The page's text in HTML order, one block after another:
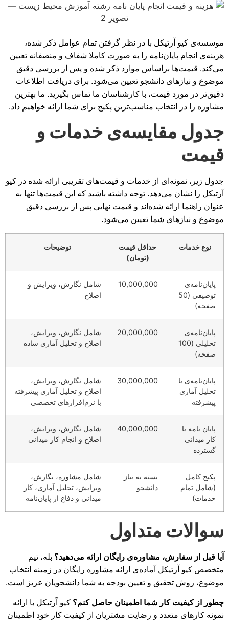
موسسه‌ی کیو آرتیکل با در نظر گرفتن تمام عوامل ذکر شده،
هزینه‌ی انجام پایان‌نامه را به صورت کاملا شفاف و منصفانه تعیین
می‌کند. قیمت‌ها براساس موارد ذکر شده و پس از بررسی دقیق
موضوع و نیازهای دانشجو تعیین می‌شود. برای دریافت اطلاعات
دقیق‌تر در مورد قیمت، با کارشناسان ما تماس بگیرید. ما بهترین
مشاوره را در انتخاب مناسب‌ترین پکیج برای شما ارائه خواهیم داد.
جدول مقایسه‌ی خدمات و
قیمت
جدول زیر، نمونه‌ای از خدمات و قیمت‌های تقریبی ارائه شده در کیو
آرتیکل را نشان می‌دهد. توجه داشته باشید که این قیمت‌ها تنها به
عنوان راهنما ارائه شده‌اند و قیمت نهایی پس از بررسی دقیق
موضوع و نیازهای شما تعیین می‌شود.
نوع خدمات
حداقل قیمت
(تومان)
توضیحات
پایان‌نامه‌ی
توصیفی (50
صفحه)
10,000,000
شامل نگارش، ویرایش و
اصلاح
پایان‌نامه‌ی
تحلیلی (100
صفحه)
20,000,000
شامل نگارش، ویرایش،
اصلاح و تحلیل آماری ساده
پایان‌نامه‌ی با
تحلیل آماری
پیشرفته
30,000,000
شامل نگارش، ویرایش،
اصلاح و تحلیل آماری پیشرفته
با نرم‌افزارهای تخصصی
پایان نامه با
کار میدانی
گسترده
40,000,000
شامل نگارش، ویرایش،
اصلاح و انجام کار میدانی
پکیج کامل
(شامل تمام
خدمات)
بسته به نیاز
دانشجو
شامل مشاوره، نگارش،
ویرایش، تحلیل آماری، کار
میدانی و دفاع از پایان‌نامه
سوالات متداول
آیا قبل از سفارش، مشاوره‌ی رایگان ارائه می‌دهید؟ بله، تیم
متخصص کیو آرتیکل آماده‌ی ارائه مشاوره رایگان در زمینه انتخاب
موضوع، روش تحقیق و تعیین بودجه به شما دانشجویان عزیز است.
چطور از کیفیت کار شما اطمینان حاصل کنم؟ کیو آرتیکل با ارائه
نمونه کارهای متعدد و رضایت مشتریان از کیفیت کار خود اطمینان